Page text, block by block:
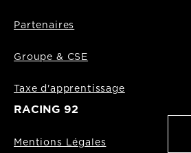
Partenaires
Groupe & CSE
Taxe d'apprentissage
RACING 92
Mentions Légales